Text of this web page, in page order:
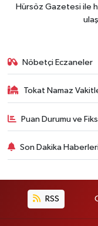
Hürsöz Gazetesi ile
Nöbetçi Eczaneler
Tokat Namaz
Puan Durumu ve
Son Dakika
RSS